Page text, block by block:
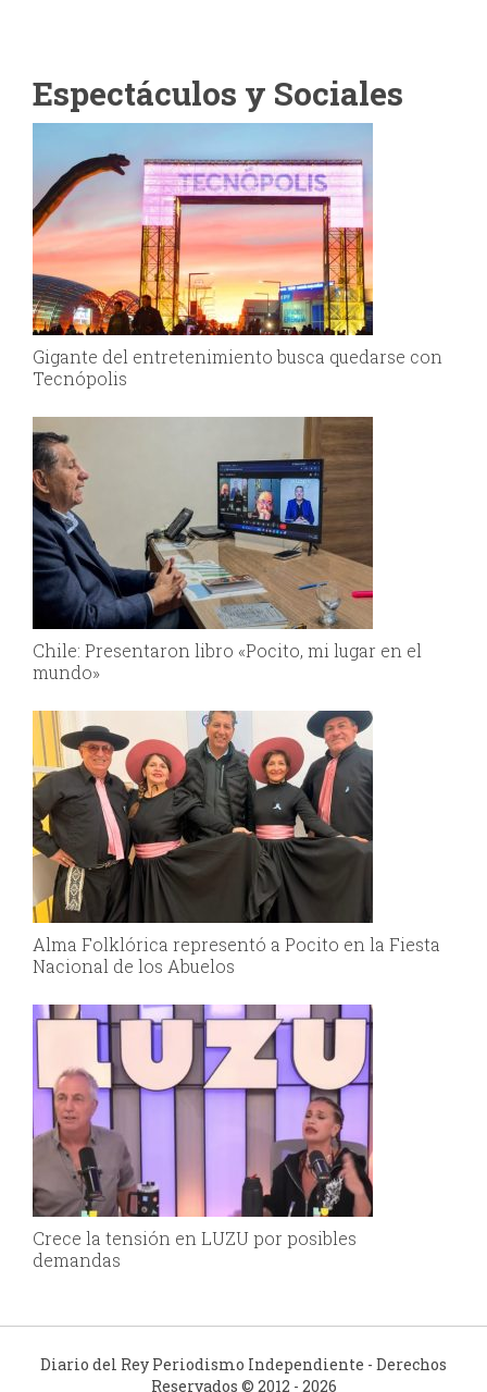
Espectáculos y Sociales
Gigante del entretenimiento busca quedarse con
Tecnópolis
Chile: Presentaron libro «Pocito, mi lugar en el
mundo»
Alma Folklórica representó a Pocito en la Fiesta
Nacional de los Abuelos
Crece la tensión en LUZU por posibles
demandas
Diario del Rey Periodismo Independiente - Derechos
Reservados © 2012 - 2026